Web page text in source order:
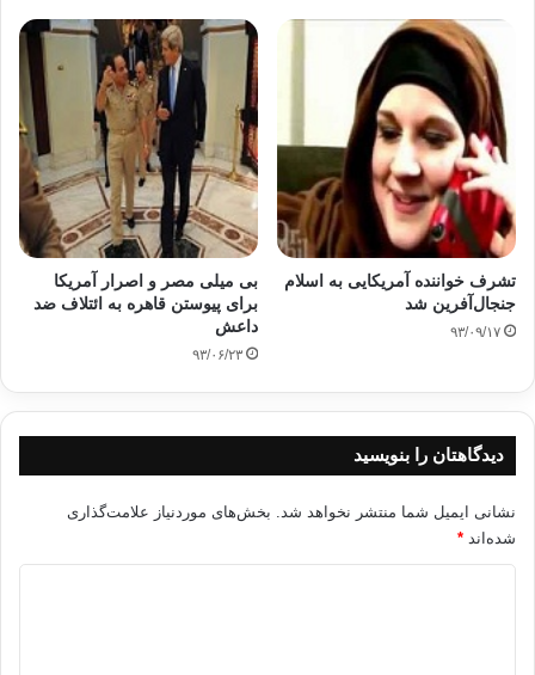
تشرف خواننده آمریکایی به اسلام
جنجال‌آفرین شد
۹۳/۰۹/۱۷
بی میلی مصر و اصرار آمریکا
برای پیوستن قاهره به ائتلاف ضد
داعش
۹۳/۰۶/۲۳
دیدگاهتان را بنویسید
نشانی ایمیل شما منتشر نخواهد شد. بخش‌های موردنیاز علامت‌گذاری
شده‌اند *